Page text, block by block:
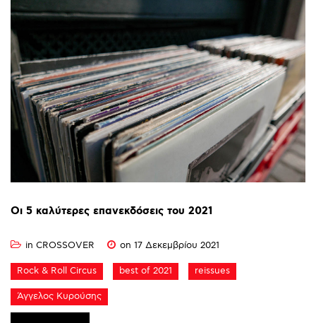
Οι 5 καλύτερες επανεκδόσεις του 2021
in CROSSOVER on 17 Δεκεμβρίου 2021
Rock & Roll Circus best of 2021 reissues
Άγγελος Κυρούσης